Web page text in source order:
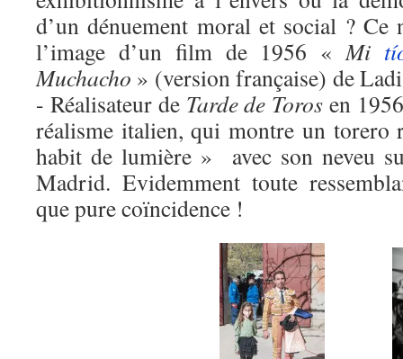
d’un dénuement moral et social ? Ce
l’image d’un film de 1956 «Mi
Muchacho » (version française) de
- Réalisateur de Tarde de Toros en
réalisme italien, qui montre un torero
habit de lumière » avec son neveu
Madrid. Evidemment toute
que pure coïncidence !